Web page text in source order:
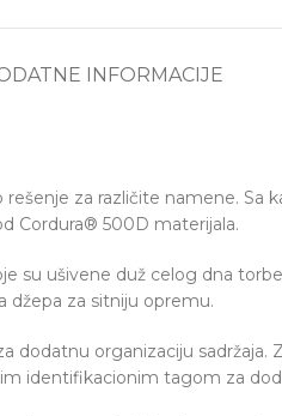
INFORMACIJE
za različite namene. Sa
Cordura® 500D materijala.
su ušivene duž celog dna
džepa za sitniju opremu.
dodatnu organizaciju
identifikacionim tagom za